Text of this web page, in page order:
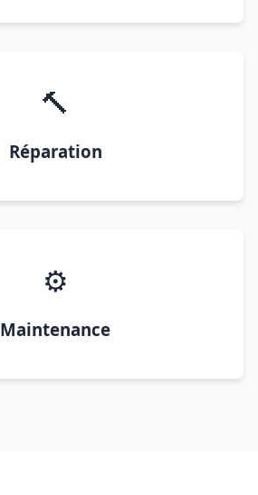
🔨
Réparation
⚙️
Maintenance